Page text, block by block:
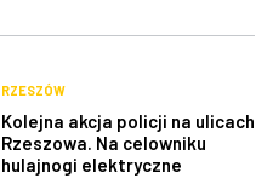
RZESZÓW
Kolejna akcja policji na ulicach
Rzeszowa. Na celowniku
hulajnogi elektryczne